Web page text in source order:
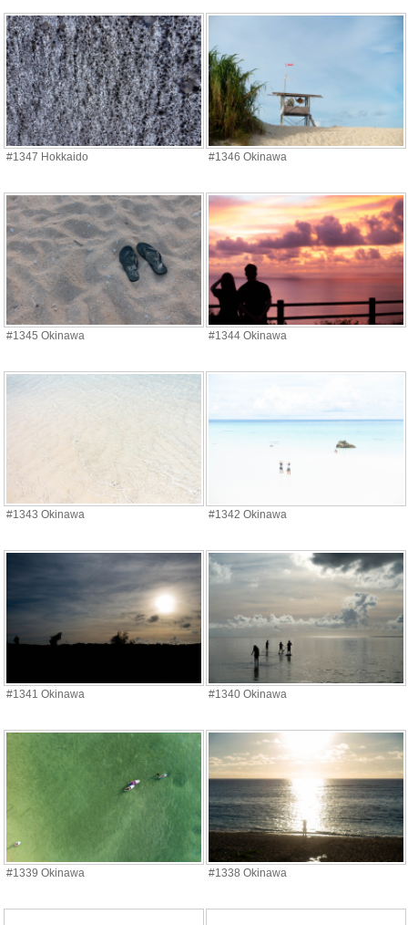
#1347 Hokkaido #1346 Okinawa
#1345 Okinawa #1344 Okinawa
#1343 Okinawa #1342 Okinawa
#1341 Okinawa #1340 Okinawa
#1339 Okinawa #1338 Okinawa